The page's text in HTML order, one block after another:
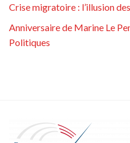
Crise migratoire : l’illusion
Anniversaire de Marine Le
Politiques